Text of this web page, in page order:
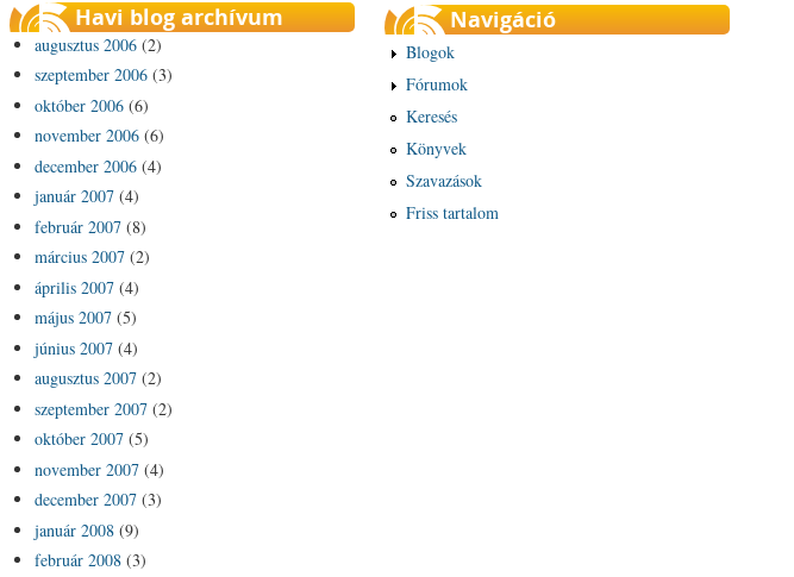
Havi blog archívum
augusztus 2006 (2)
szeptember 2006 (3)
október 2006 (6)
november 2006 (6)
december 2006 (4)
január 2007 (4)
február 2007 (8)
március 2007 (2)
április 2007 (4)
május 2007 (5)
június 2007 (4)
augusztus 2007 (2)
szeptember 2007 (2)
október 2007 (5)
november 2007 (4)
december 2007 (3)
január 2008 (9)
február 2008 (3)
Navigáció
Blogok
Fórumok
Keresés
Könyvek
Szavazások
Friss tartalom